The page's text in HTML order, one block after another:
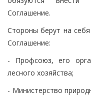
Соглашение.
Стороны берут на
Соглашение:
- Профсоюз, его
лесного хозяйства;
- Министерство